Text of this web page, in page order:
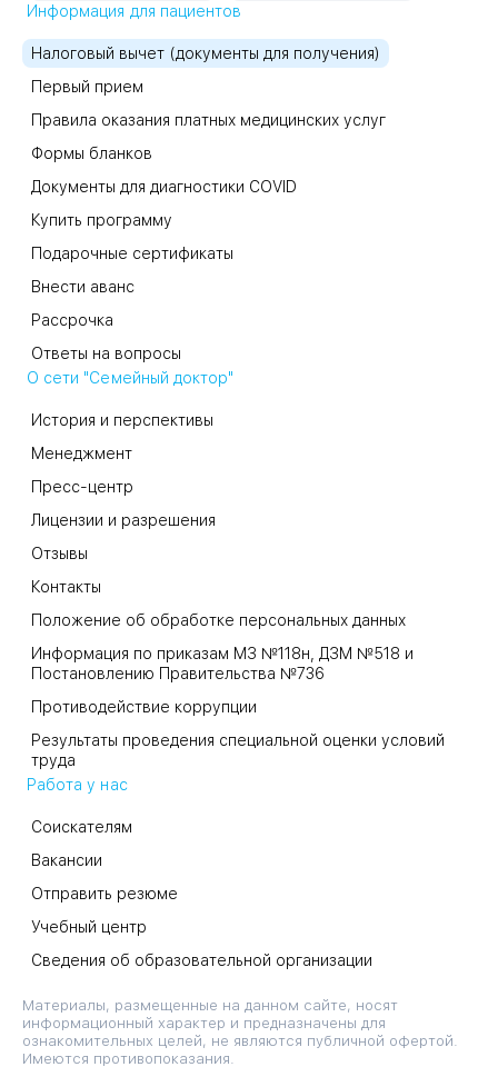
Информация для пациентов
Налоговый вычет (документы для получения)
Первый прием
Правила оказания платных медицинских услуг
Формы бланков
Документы для диагностики COVID
Купить программу
Подарочные сертификаты
Внести аванс
Рассрочка
Ответы на вопросы
О сети "Семейный доктор"
История и перспективы
Менеджмент
Пресс-центр
Лицензии и разрешения
Отзывы
Контакты
Положение об обработке персональных данных
Информация по приказам МЗ №118н, ДЗМ №518 и
Постановлению Правительства №736
Противодействие коррупции
Результаты проведения специальной оценки условий
труда
Работа у нас
Соискателям
Вакансии
Отправить резюме
Учебный центр
Сведения об образовательной организации
Материалы, размещенные на данном сайте, носят
информационный характер и предназначены для
ознакомительных целей, не являются публичной офертой.
Имеются противопоказания.